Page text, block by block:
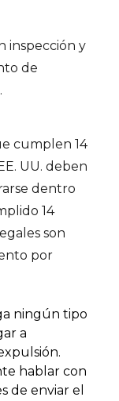
inspección y
de
cumplen 14
UU. deben
dentro
14
son
por
ningún tipo
a
hablar con
de enviar el